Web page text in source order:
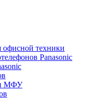
офисной техники
Panasonic
и МФУ